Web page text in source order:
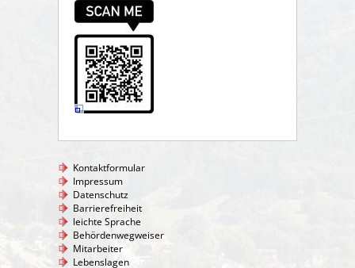
Kontaktformular
Impressum
Datenschutz
Barrierefreiheit
leichte Sprache
Behördenwegweiser
Mitarbeiter
Lebenslagen